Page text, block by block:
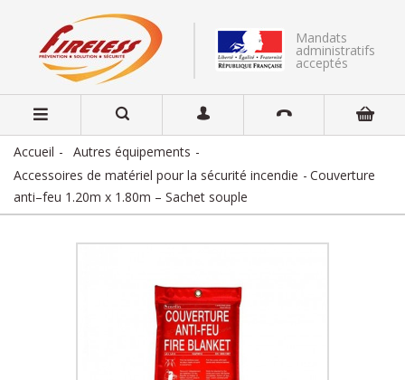
Mandats
administratifs
acceptés
Accueil
Autres équipements
Accessoires de matériel pour la sécurité incendie
Couverture
anti–feu 1.20m x 1.80m – Sachet souple